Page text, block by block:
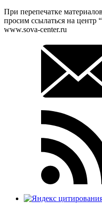
При перепечатке
просим ссылаться на центр
www.sova-center.ru